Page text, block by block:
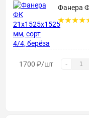
Фанера
1700 ₽/шт -